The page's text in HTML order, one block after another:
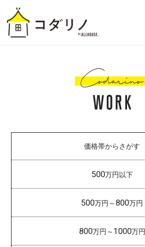
価格帯からさがす
500万円以下
500万円～ 800万円
800万円～ 1000万円